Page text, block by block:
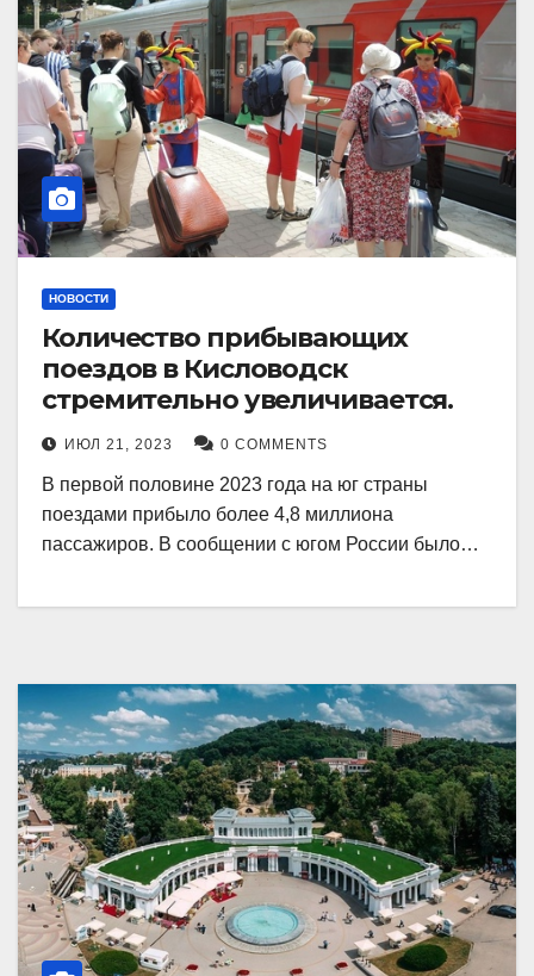
НОВОСТИ
Количество прибывающих
поездов в Кисловодск
стремительно увеличивается.
ИЮЛ 21, 2023 0 COMMENTS
В первой половине 2023 года на юг страны
поездами прибыло более 4,8 миллиона
пассажиров. В сообщении с югом России было…